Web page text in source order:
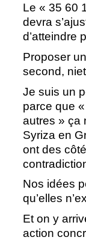
Le « 35 60
devra
d’atteindre
Proposer
second,
Je suis un
parce que
autres » ça
Syriza en
ont des
Nos idées
qu’elles
Et on y
action